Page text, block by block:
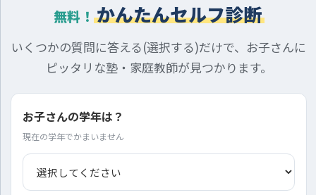
無料！ かんたんセルフ診断
いくつかの質問に答える(選択する)だけで、お子さんに
ピッタリな塾・家庭教師が見つかります。
お子さんの学年は？
現在の学年でかまいません